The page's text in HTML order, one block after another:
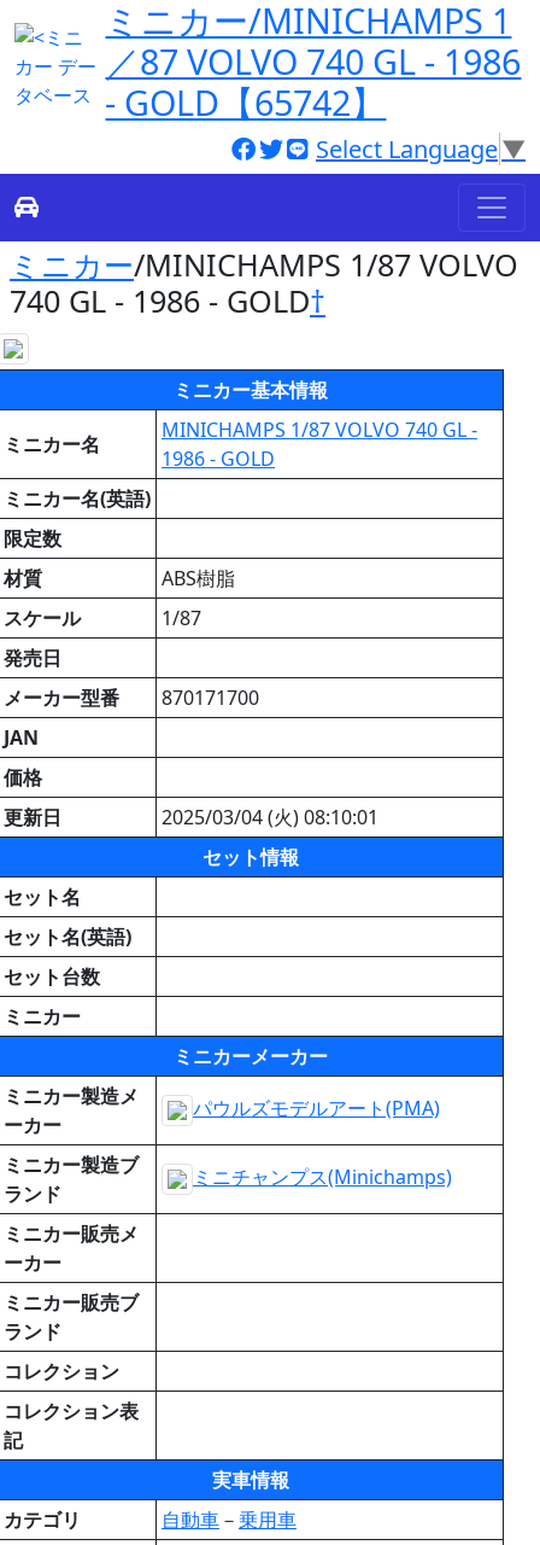
ミニカー/MINICHAMPS 1
／87 VOLVO 740 GL - 1986
- GOLD【65742】
Select Language▼
ミニカー/MINICHAMPS 1/87 VOLVO
740 GL - 1986 - GOLD†
ミニカー基本情報
ミニカー名
MINICHAMPS 1/87 VOLVO 740 GL -
1986 - GOLD
ミニカー名(英語)
限定数
材質
ABS樹脂
スケール
1/87
発売日
メーカー型番
870171700
JAN
価格
更新日
2025/03/04 (火) 08:10:01
セット情報
セット名
セット名(英語)
セット台数
ミニカー
ミニカーメーカー
ミニカー製造メ
ーカー
パウルズモデルアート(PMA)
ミニカー製造ブ
ランド
ミニチャンプス(Minichamps)
ミニカー販売メ
ーカー
ミニカー販売ブ
ランド
コレクション
コレクション表
記
実車情報
カテゴリ
自動車－乗用車